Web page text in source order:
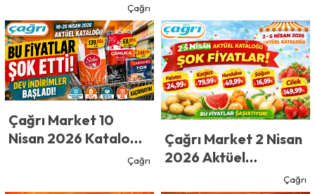
Market’te Fiyatlar
Çakıldı! Sebze Meyve
Fırsatı Kaçmaz
Çağrı
Koşuyor! Sebze
Meyvede Büyük
İndirim
Çağrı Market 10
Nisan 2026 Kataloğu
Çağrı
Çağrı Market 2 Nisan
2026 Aktüel
Kataloğu Yayınlandı!
Çağrı